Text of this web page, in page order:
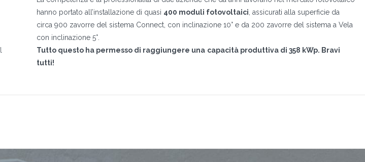
hanno portato all’installazione di quasi 400 moduli fotovoltaici , assicurati alla superficie da
circa 900 zavorre del sistema Connect, con inclinazione 10° e da 200 zavorre del sistema a Vela
con inclinazione 5°.
Tutto questo ha permesso di raggiungere una capacità produttiva di 358 kWp. Bravi
tutti!